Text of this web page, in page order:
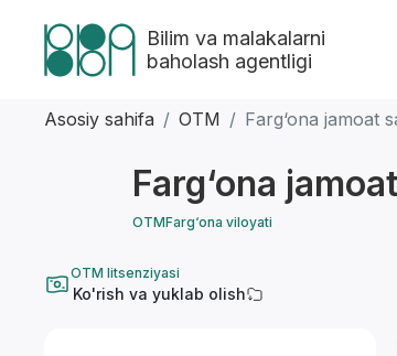
Bilim va malakalarni
baholash agentligi
Asosiy sahifa OTM Farg‘ona jamoat
Farg‘ona
OTMFarg‘ona viloyati
OTM litsenziyasi
Ko'rish va yuklab olish